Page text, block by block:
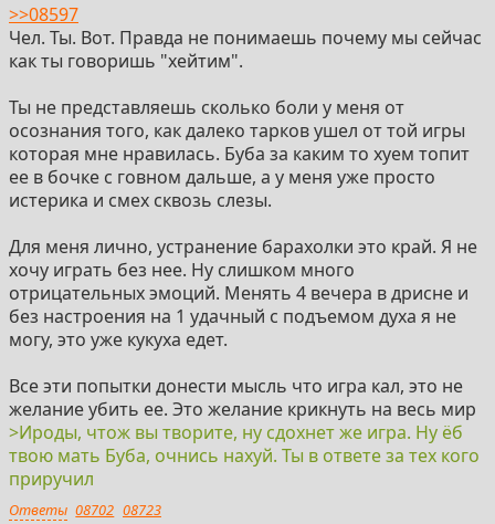
>>08597
Чел. Ты. Вот. Правда не понимаешь почему мы сейчас
как ты говоришь "хейтим".
Ты не представляешь сколько боли у меня от
осознания того, как далеко тарков ушел от той игры
которая мне нравилась. Буба за каким то хуем топит
ее в бочке с говном дальше, а у меня уже просто
истерика и смех сквозь слезы.
Для меня лично, устранение барахолки это край. Я не
хочу играть без нее. Ну слишком много
отрицательных эмоций. Менять 4 вечера в дрисне и
без настроения на 1 удачный с подъемом духа я не
могу, это уже кукуха едет.
Все эти попытки донести мысль что игра кал, это не
желание убить ее. Это желание крикнуть на весь мир
>Ироды, чтож вы творите, ну сдохнет же игра. Ну ёб
твою мать Буба, очнись нахуй. Ты в ответе за тех кого
приручил
Ответы 08702 08723